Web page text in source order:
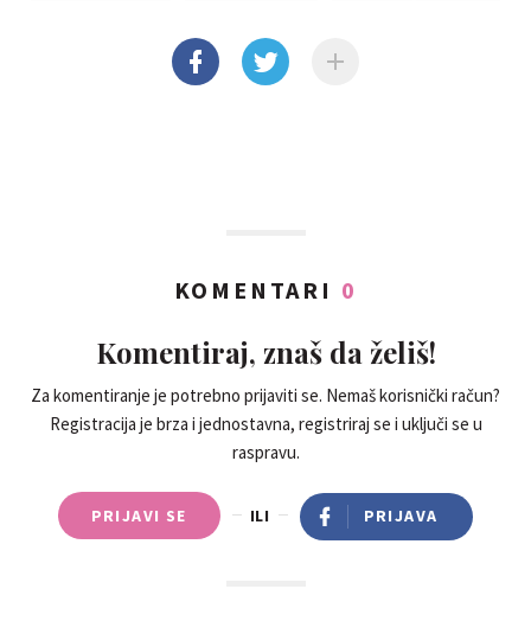
KOMENTARI 0
Komentiraj, znaš da želiš!
Za komentiranje je potrebno prijaviti se. Nemaš korisnički račun?
Registracija je brza i jednostavna, registriraj se i uključi se u
raspravu.
PRIJAVI SE ILI PRIJAVA